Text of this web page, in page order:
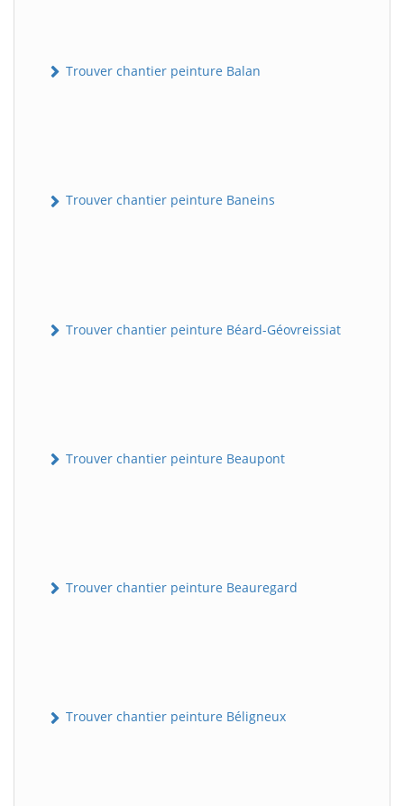
Trouver chantier peinture Balan
Trouver chantier peinture Baneins
Trouver chantier peinture Béard-Géovreissiat
Trouver chantier peinture Beaupont
Trouver chantier peinture Beauregard
Trouver chantier peinture Béligneux